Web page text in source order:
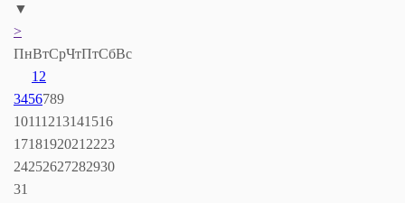
▼
>
ПнВтСрЧтПтСбВс
1 2
3456789
10111213141516
1718192021 2223
24252627282930
31